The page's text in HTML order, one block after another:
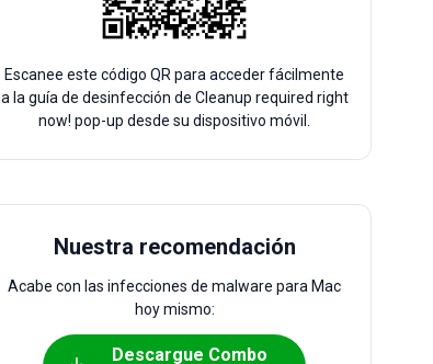
Escanee este código QR para acceder fácilmente
a la guía de desinfección de Cleanup required right
now! pop-up desde su dispositivo móvil.
Nuestra recomendación
Acabe con las infecciones de malware para Mac
hoy mismo:
Descargue Combo